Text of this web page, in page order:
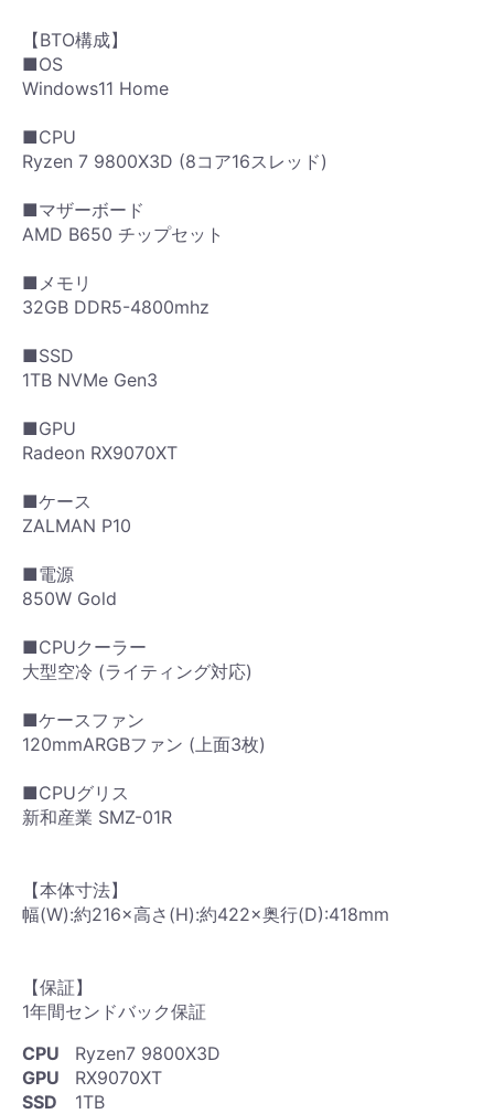
【BTO構成】
■OS
Windows11 Home
■CPU
Ryzen 7 9800X3D (8コア16スレッド)
■マザーボード
AMD B650 チップセット
■メモリ
32GB DDR5-4800mhz
■SSD
1TB NVMe Gen3
■GPU
Radeon RX9070XT
■ケース
ZALMAN P10
■電源
850W Gold
■CPUクーラー
大型空冷 (ライティング対応)
■ケースファン
120mmARGBファン (上面3枚)
■CPUグリス
新和産業 SMZ-01R
【本体寸法】
幅(W):約216×高さ(H):約422×奥行(D):418mm
【保証】
1年間センドバック保証
CPU
Ryzen7 9800X3D
GPU
RX9070XT
SSD
1TB